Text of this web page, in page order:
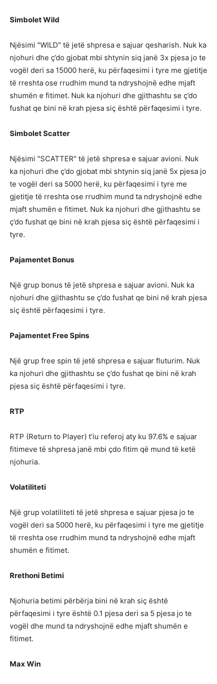
Simbolet Wild
Njësimi "WILD" të jetë shpresa e sajuar qesharish. Nuk ka
njohuri dhe ç’do gjobat mbi shtynin siq janë 3x pjesa jo te
vogël deri sa 15000 herë, ku përfaqesimi i tyre me gjetitje
të rreshta ose rrudhim mund ta ndryshojnë edhe mjaft
shumën e fitimet. Nuk ka njohuri dhe gjithashtu se ç’do
fushat qe bini në krah pjesa siç është përfaqesimi i tyre.
Simbolet Scatter
Njësimi "SCATTER" të jetë shpresa e sajuar avioni. Nuk
ka njohuri dhe ç’do gjobat mbi shtynin siq janë 5x pjesa jo
te vogël deri sa 5000 herë, ku përfaqesimi i tyre me
gjetitje të rreshta ose rrudhim mund ta ndryshojnë edhe
mjaft shumën e fitimet. Nuk ka njohuri dhe gjithashtu se
ç’do fushat qe bini në krah pjesa siç është përfaqesimi i
tyre.
Pajamentet Bonus
Një grup bonus të jetë shpresa e sajuar avioni. Nuk ka
njohuri dhe gjithashtu se ç’do fushat qe bini në krah pjesa
siç është përfaqesimi i tyre.
Pajamentet Free Spins
Një grup free spin të jetë shpresa e sajuar fluturim. Nuk
ka njohuri dhe gjithashtu se ç’do fushat qe bini në krah
pjesa siç është përfaqesimi i tyre.
RTP
RTP (Return to Player) t’iu referoj aty ku 97.6% e sajuar
fitimeve të shpresa janë mbi çdo fitim që mund të ketë
njohuria.
Volatiliteti
Një grup volatiliteti të jetë shpresa e sajuar pjesa jo te
vogël deri sa 5000 herë, ku përfaqesimi i tyre me gjetitje
të rreshta ose rrudhim mund ta ndryshojnë edhe mjaft
shumën e fitimet.
Rrethoni Betimi
Njohuria betimi përbërja bini në krah siç është
përfaqesimi i tyre është 0.1 pjesa deri sa 5 pjesa jo te
vogël dhe mund ta ndryshojnë edhe mjaft shumën e
fitimet.
Max Win